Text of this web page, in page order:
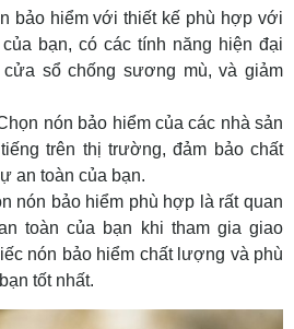
bảo hiểm với thiết kế phù hợp với
bạn, có các tính năng hiện đại
sổ chống sương mù, và giảm
nón bảo hiểm của các nhà sản
trên thị trường, đảm bảo chất
an toàn của bạn.
nón bảo hiểm phù hợp là rất quan
toàn của bạn khi tham gia giao
nón bảo hiểm chất lượng và phù
tốt nhất.